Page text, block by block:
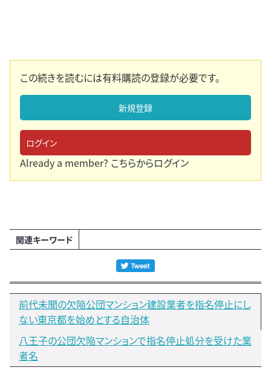
この続きを読むには有料購読の登録が必要です。
新規登録
ログイン
Already a member? こちらからログイン
関連キーワード
前代未聞の欠陥公団マンション建設業者を指名停止にし
ない東京都を始めとする自治体
八王子の公団欠陥マンションで指名停止処分を受けた業
者名